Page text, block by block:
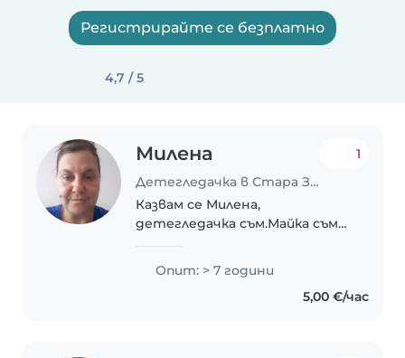
Регистрирайте се безплатно
4,7 / 5
Милена
Детегледачка в Стара Загора
1
Казвам се Милена,
детегледачка съм.Майка съм
много дечицата грижа се за
тях с любов.Усмихната,
Опит: > 7 години
5,00 €/час